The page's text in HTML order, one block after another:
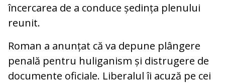
încercarea de a conduce ședința plenului
reunit.
Roman a anunțat că va depune plângere
penală pentru huliganism și distrugere de
documente oficiale. Liberalul îi acuză pe cei